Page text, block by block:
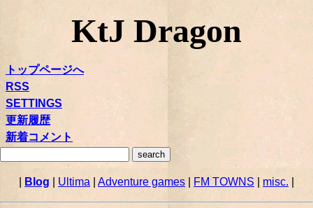
KtJ Dragon
トップページへ
RSS
SETTINGS
更新履歴
新着コメント
Blog Ultima Adventure games FM TOWNS| misc.